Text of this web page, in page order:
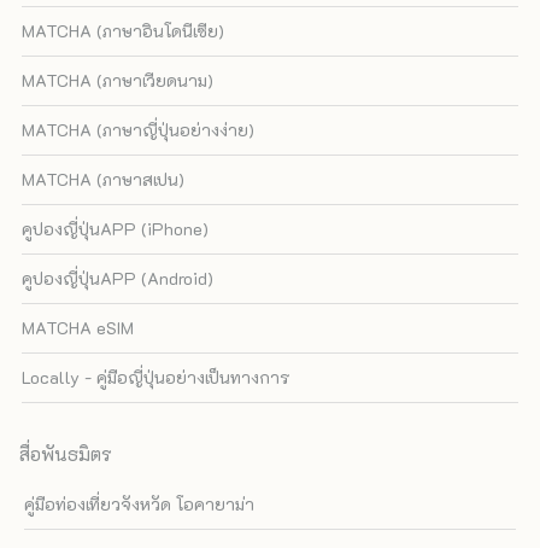
MATCHA (ภาษาอินโดนีเซีย)
MATCHA (ภาษาเวียดนาม)
MATCHA (ภาษาญี่ปุ่นอย่างง่าย)
MATCHA (ภาษาสเปน)
คูปองญี่ปุ่นAPP (iPhone)
คูปองญี่ปุ่นAPP (Android)
MATCHA eSIM
Locally - คู่มือญี่ปุ่นอย่างเป็นทางการ
สื่อพันธมิตร
คู่มือท่องเที่ยวจังหวัด โอคายาม่า